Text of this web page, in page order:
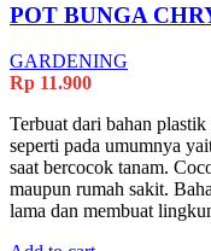
POT BUNGA
GARDENING
Rp 11.900
Terbuat dari bahan
seperti pada umumnya
saat bercocok tanam.
maupun rumah sakit.
lama dan membuat